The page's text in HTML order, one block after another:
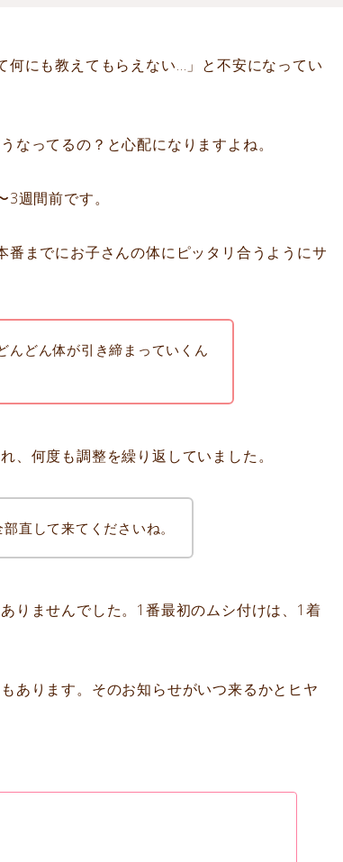
にも教えてもらえない…」と不安になってい
なってるの？と心配になりますよね。
週間前です。
までにお子さんの体にピッタリ合うようにサ
んどん体が引き締まっていくん
、何度も調整を繰り返していました。
直して来てくださいね。
りませんでした。1番最初のムシ付けは、1着
あります。そのお知らせがいつ来るかとヒヤ